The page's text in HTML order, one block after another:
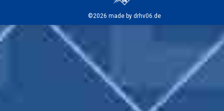
©2026 made by drhv06.de